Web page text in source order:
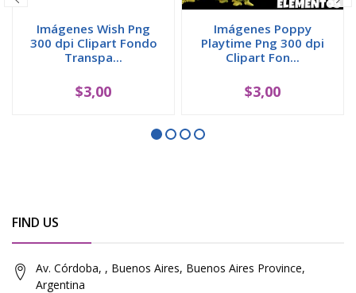
Imágenes Wish Png
300 dpi Clipart Fondo
Transpa...
$3,00
Imágenes Poppy
Playtime Png 300 dpi
Clipart Fon...
$3,00
FIND US
Av. Córdoba, , Buenos Aires, Buenos Aires Province,
Argentina